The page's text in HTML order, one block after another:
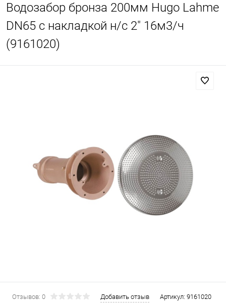
Водозабор бронза 200мм Hugo Lahme
DN65 с накладкой н/с 2" 16м3/ч
(9161020)
Отзывов: 0 Добавить отзыв Артикул: 9161020